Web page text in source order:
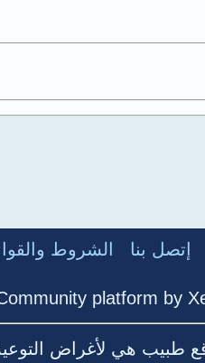
إتصل بنا الشروط
platform by
طبيب هي لأغراض